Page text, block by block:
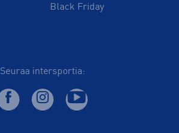
Black Friday
Seuraa intersportia: